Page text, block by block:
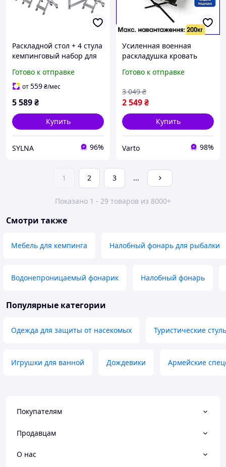
Раскладной стол + 4 стула
кемпинговый набор для
отдыха, туризма Серый
JY-12061G
Готово к отправке
от559₴/мес
5 589₴
Купить
SYLNA 96%
Усиленная военная
раскладушка кровать
кемпинга рыбалки и
тактическая раскладушка
с чехлом
Готово к отправке
2 549₴
3 049 ₴
Купить
Varto 98%
1 2 3 ...
Показано 1 - 29 товаров из 8000+
Смотри также
Мебель для кемпинга Налобный фонарь для рыбалки
Водонепроницаемый фонарик Налобный фонарь
Популярные категории
Одежда для защиты от насекомых Туристические
Игрушки для ванной Дождевики Армейские
Покупателям
Продавцам
О нас